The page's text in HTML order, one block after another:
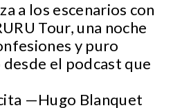
a los escenarios con
Tour, una noche
y puro
el podcast que
—Hugo Blanquet